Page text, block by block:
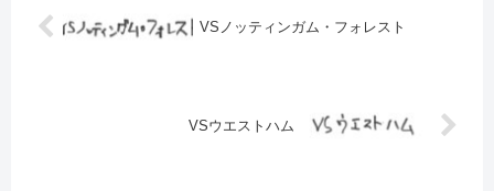
VSノッティンガム・フォレスト
VSウエストハム